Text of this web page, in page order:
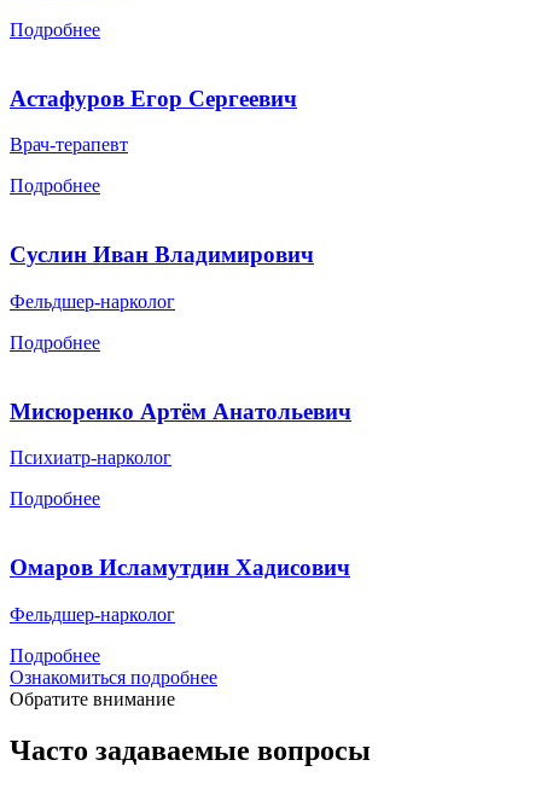
Подробнее
Астафуров Егор Сергеевич
Врач-терапевт
Подробнее
Суслин Иван Владимирович
Фельдшер-нарколог
Подробнее
Мисюренко Артём Анатольевич
Психиатр-нарколог
Подробнее
Омаров Исламутдин Хадисович
Фельдшер-нарколог
Подробнее
Ознакомиться подробнее
Обратите внимание
Часто задаваемые вопросы